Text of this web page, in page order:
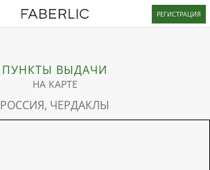
РЕГИСТРАЦИЯ
ПУНКТЫ ВЫДАЧИ
НА КАРТЕ
РОССИЯ, ЧЕРДАКЛЫ